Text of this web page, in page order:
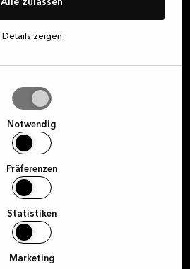
Alle zulassen
Details zeigen
Notwendig
Präferenzen
Statistiken
Marketing